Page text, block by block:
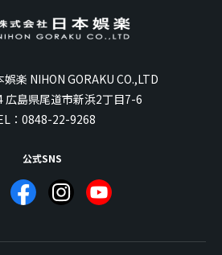
楽 NIHON GORAKU CO.,LTD
広島県尾道市新浜2丁目7-6
： 0848-22-9268
公式SNS